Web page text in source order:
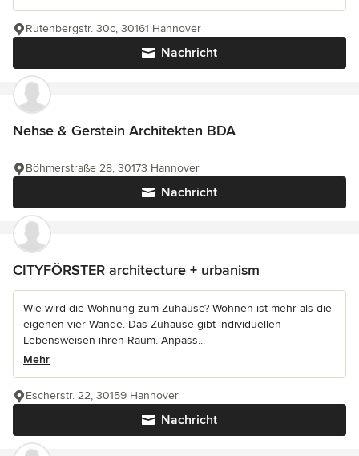
Nachricht
Rutenbergstr. 30c, 30161 Hannover
Nehse & Gerstein Architekten BDA
Nachricht
Böhmerstraße 28, 30173 Hannover
CITYFÖRSTER architecture + urbanism
Wie wird die Wohnung zum Zuhause? Wohnen ist mehr als die
eigenen vier Wände. Das Zuhause gibt individuellen
Lebensweisen ihren Raum. Anpass...
Mehr
Nachricht
Escherstr. 22, 30159 Hannover